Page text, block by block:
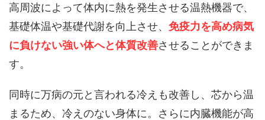
高周波によって体内に熱を発生させる温熱機器で、
基礎体温や基礎代謝を向上させ、 免疫力を高め病気
に負けない強い体へと体質改善させることができま
す。
同時に万病の元と言われる冷えも改善し、芯から温
まるため、冷えのない身体に。さらに内臓機能が高